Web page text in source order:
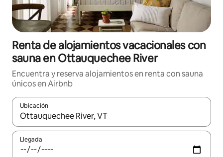
Renta de alojamientos vacacionales con
sauna en Ottauquechee River
Encuentra y reserva alojamientos en renta con sauna
únicos en Airbnb
Ubicación
Cuando los resultados estén disponibles, podrás navegar
Llegada